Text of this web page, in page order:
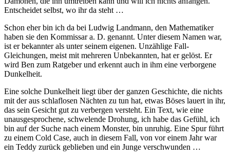
Entscheidet selbst, wo ihr da steht …
Schon eher bin ich da bei Ludwig Landmann, den Mathematiker
haben sie den Kommissar a. D. genannt. Unter diesem Namen war,
ist er bekannter als unter seinem eigenen. Unzählige Fall-
Gleichungen, meist mit mehreren Unbekannten, hat er gelöst. Er
wird Ben zum Ratgeber und erkennt auch in ihm eine verborgene
Dunkelheit.
Eine solche Dunkelheit liegt über der ganzen Geschichte, die nichts
mit der aus schlaflosen Nächten zu tun hat, etwas Böses lauert in ihr,
das sein Gesicht gut zu verbergen versteht. Ein Text, wie eine
unausgesprochene, schwelende Drohung, ich habe das Gefühl, ich
bin auf der Suche nach einem Monster, bin unruhig. Eine Spur führt
zu einem Cold Case, auch in diesem Fall, von vor einem Jahr war
ein Teddy zurück geblieben und ein Junge verschwunden …